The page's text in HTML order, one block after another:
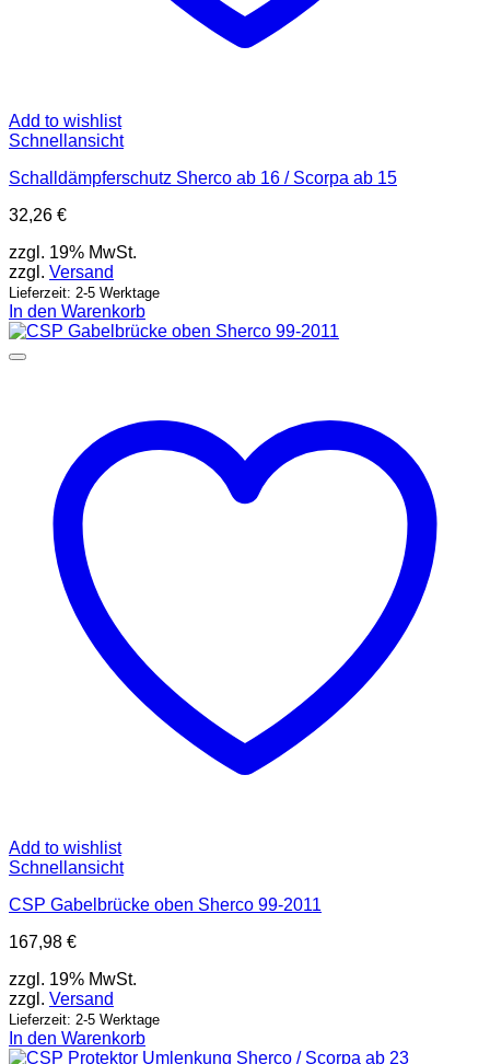
Add to wishlist
Schnellansicht
Schalldämpferschutz Sherco ab 16 / Scorpa ab 15
32,26 €
zzgl. 19% MwSt.
zzgl. Versand
Lieferzeit: 2-5 Werktage
In den Warenkorb
Add to wishlist
Schnellansicht
CSP Gabelbrücke oben Sherco 99-2011
167,98 €
zzgl. 19% MwSt.
zzgl. Versand
Lieferzeit: 2-5 Werktage
In den Warenkorb